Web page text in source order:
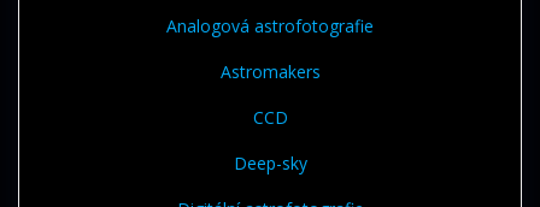
Analogová astrofotografie
Astromakers
CCD
Deep-sky